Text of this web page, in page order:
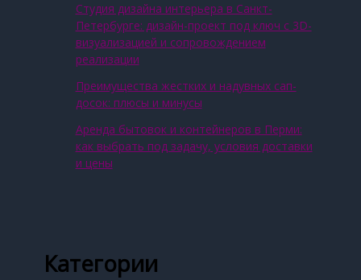
Студия дизайна интерьера в Санкт-
Петербурге: дизайн-проект под ключ с 3D-
визуализацией и сопровождением
реализации
Преимущества жестких и надувных сап-
досок: плюсы и минусы
Аренда бытовок и контейнеров в Перми:
как выбрать под задачу, условия доставки
и цены
Категории